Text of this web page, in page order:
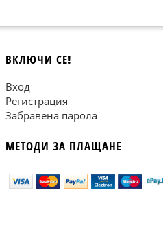
ВКЛЮЧИ СЕ!
Вход
Регистрация
Забравена парола
МЕТОДИ ЗА ПЛАЩАНЕ